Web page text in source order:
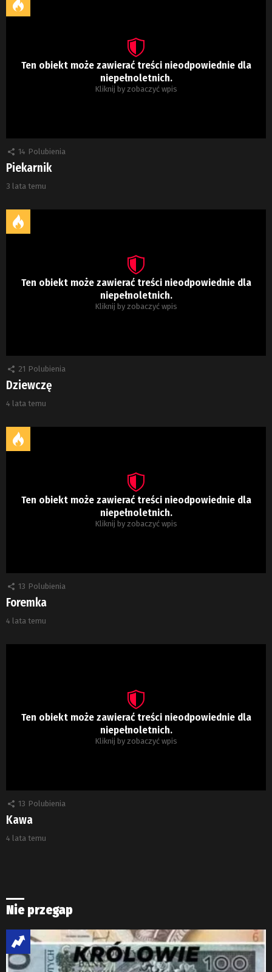
Ten obiekt może zawierać treści nieodpowiednie dla
niepełnoletnich.
Kliknij by zobaczyć wpis
14 Polubienia
Piekarnik
3 lata temu
Ten obiekt może zawierać treści nieodpowiednie dla
niepełnoletnich.
Kliknij by zobaczyć wpis
21 Polubienia
Dziewczę
4 lata temu
Ten obiekt może zawierać treści nieodpowiednie dla
niepełnoletnich.
Kliknij by zobaczyć wpis
13 Polubienia
Foremka
4 lata temu
Ten obiekt może zawierać treści nieodpowiednie dla
niepełnoletnich.
Kliknij by zobaczyć wpis
13 Polubienia
Kawa
4 lata temu
Nie przegap